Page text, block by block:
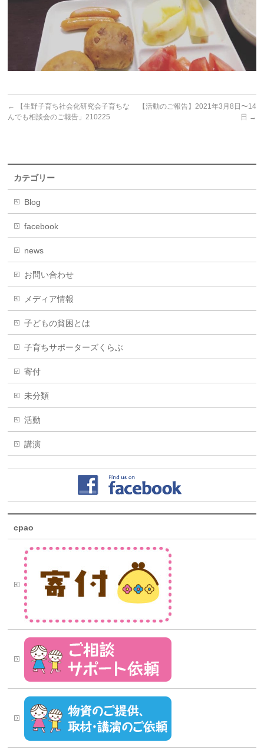
←
【生野子育ち社会化研究会子育ちな
んでも相談会のご報告」210225
【活動のご報告】2021年3月8日〜14
日 →
カテゴリー
Blog
facebook
news
お問い合わせ
メディア情報
子どもの貧困とは
子育ちサポーターズくらぶ
寄付
未分類
活動
講演
cpao